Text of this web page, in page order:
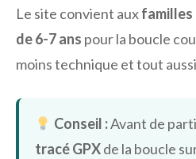
Le site convient auxfamilles
de 6-7 ans pour la boucle
moins technique et tout
Conseil :Avant de
tracé GPXde la boucle